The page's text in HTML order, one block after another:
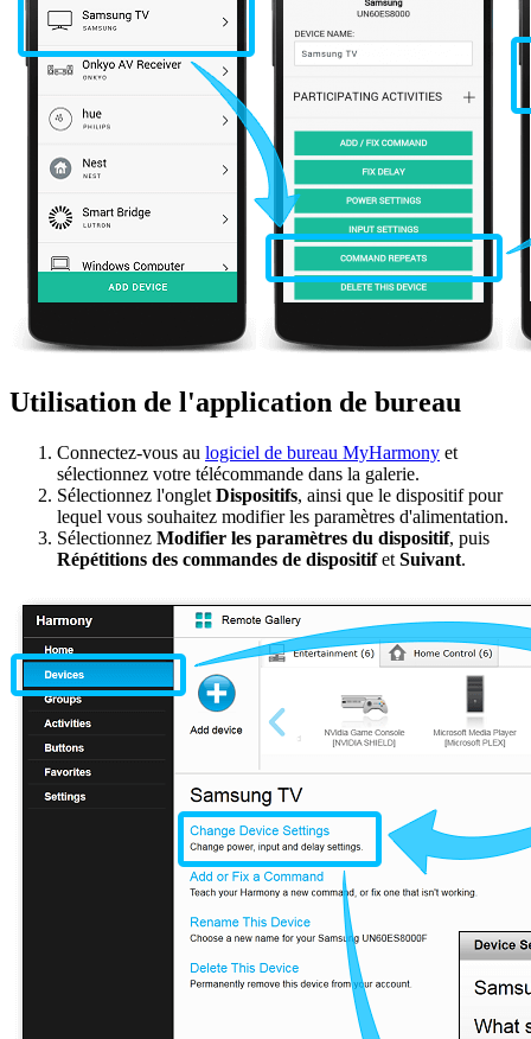
Utilisation de l'application de bureau
Connectez-vous au logiciel de bureau MyHarmony et
sélectionnez votre télécommande dans la galerie.
Sélectionnez l'onglet Dispositifs, ainsi que le dispositif pour
lequel vous souhaitez modifier les paramètres d'alimentation.
Sélectionnez Modifier les paramètres du dispositif, puis
Répétitions des commandes de dispositifet Suivant.